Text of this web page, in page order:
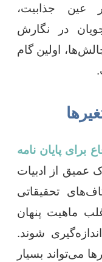
عین جذابیت،
در نگارش
اولین گام
برای پایان نامه
عمیق از ادبیات
تحقیقاتی
ماهیت پنهان
شوند.
می‌تواند بسیار